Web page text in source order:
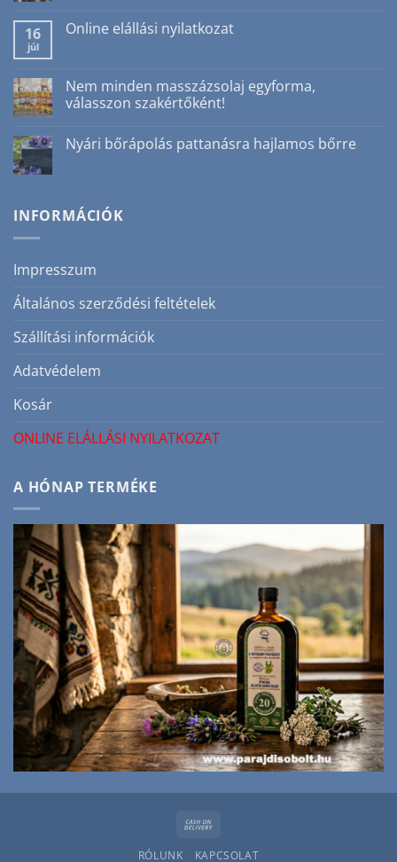
a(z)
ok,
amiért
nem
szépségrutin
bejegyzéshez
16
júl
Online elállási nyilatkozat
Online
elállási
nyilatkozat
Nem minden masszázsolaj egyforma,
válasszon szakértőként!
a(z)
Nem
szakértőként!
bejegyzéshez
Nyári bőrápolás pattanásra hajlamos bőrre
bőrápolás
pattanásra
INFORMÁCIÓK
Impresszum
Általános szerződési feltételek
Szállítási információk
Adatvédelem
Kosár
ONLINE ELÁLLÁSI NYILATKOZAT
A HÓNAP TERMÉKE
RÓLUNK KAPCSOLAT